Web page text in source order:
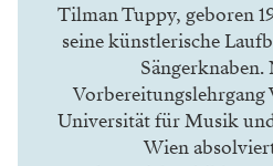
Tilman Tuppy, geboren
seine künstlerische
Sängerknaben.
Universität für Musik
Wien